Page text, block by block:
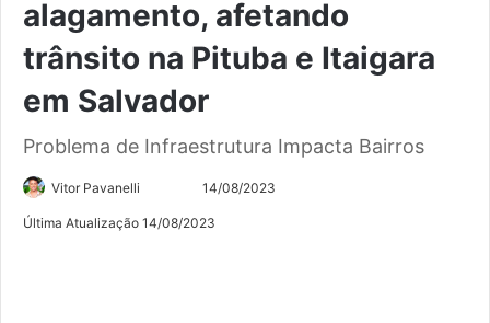
alagamento, afetando
trânsito na Pituba e Itaigara
em Salvador
Problema de Infraestrutura Impacta Bairros
Vitor Pavanelli
no
Mande
um
14/08/2023
Última Atualização 14/08/2023